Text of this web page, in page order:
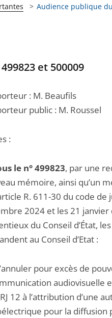
Audience publique
et 500009
: M. Beaufils
public : M. Roussel
:
le n° 499823, par une
mémoire, ainsi qu’un
R. 611-30 du code
2024 et les 21
du Conseil d’État,
au Conseil d’Etat :
pour excès de
audiovisuelle
12 à l’attribution d’une
pour la